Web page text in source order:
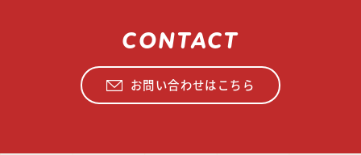
CONTACT
お問い合わせはこちら